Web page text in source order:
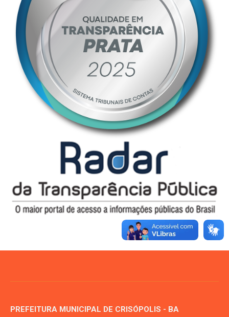
PREFEITURA MUNICIPAL DE CRISÓPOLIS - BA